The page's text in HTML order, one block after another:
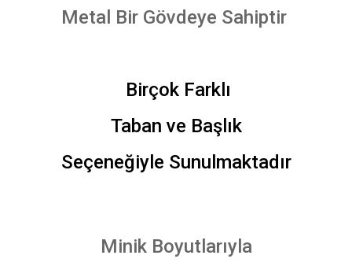
Metal Bir Gövdeye Sahiptir
Birçok Farklı
Taban ve Başlık
Seçeneğiyle Sunulmaktadır
Minik Boyutlarıyla